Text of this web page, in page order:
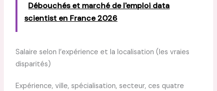
Débouchés et marché de l'emploi data
scientist en France 2026
Salaire selon l’expérience et la localisation (les vraies
disparités)
Expérience, ville, spécialisation, secteur, ces quatre